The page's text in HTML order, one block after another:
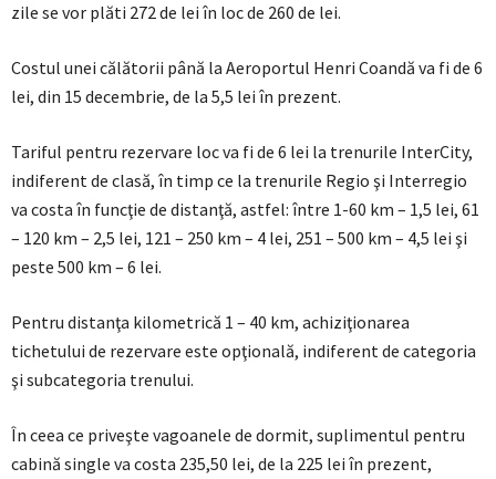
zile se vor plăti 272 de lei în loc de 260 de lei.
Costul unei călătorii până la Aeroportul Henri Coandă va fi de 6
lei, din 15 decembrie, de la 5,5 lei în prezent.
Tariful pentru rezervare loc va fi de 6 lei la trenurile InterCity,
indiferent de clasă, în timp ce la trenurile Regio şi Interregio
va costa în funcţie de distanţă, astfel: între 1-60 km – 1,5 lei, 61
– 120 km – 2,5 lei, 121 – 250 km – 4 lei, 251 – 500 km – 4,5 lei şi
peste 500 km – 6 lei.
Pentru distanţa kilometrică 1 – 40 km, achiziţionarea
tichetului de rezervare este opţională, indiferent de categoria
şi subcategoria trenului.
În ceea ce priveşte vagoanele de dormit, suplimentul pentru
cabină single va costa 235,50 lei, de la 225 lei în prezent,